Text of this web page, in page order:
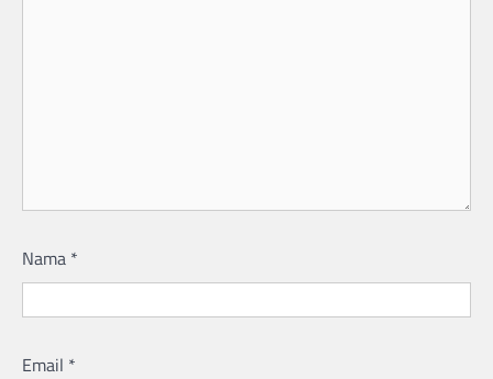
Nama *
Email *